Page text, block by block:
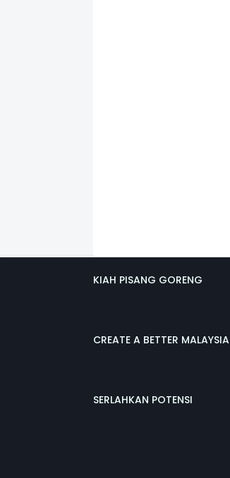
KIAH PISANG GORENG
CREATE A BETTER MALAYSIA
SERLAHKAN POTENSI